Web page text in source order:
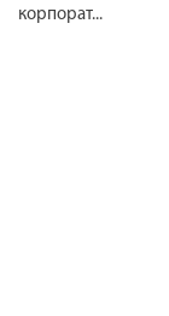
корпорат...